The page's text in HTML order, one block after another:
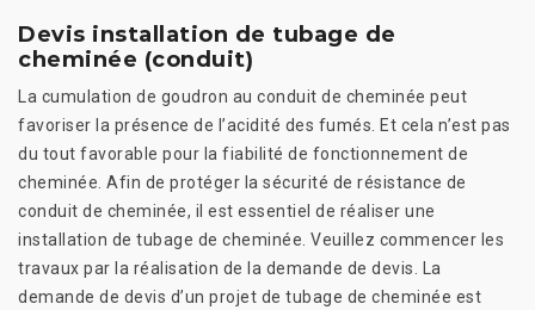
Devis installation de tubage de
cheminée (conduit)
La cumulation de goudron au conduit de cheminée peut
favoriser la présence de l’acidité des fumés. Et cela n’est pas
du tout favorable pour la fiabilité de fonctionnement de
cheminée. Afin de protéger la sécurité de résistance de
conduit de cheminée, il est essentiel de réaliser une
installation de tubage de cheminée. Veuillez commencer les
travaux par la réalisation de la demande de devis. La
demande de devis d’un projet de tubage de cheminée est